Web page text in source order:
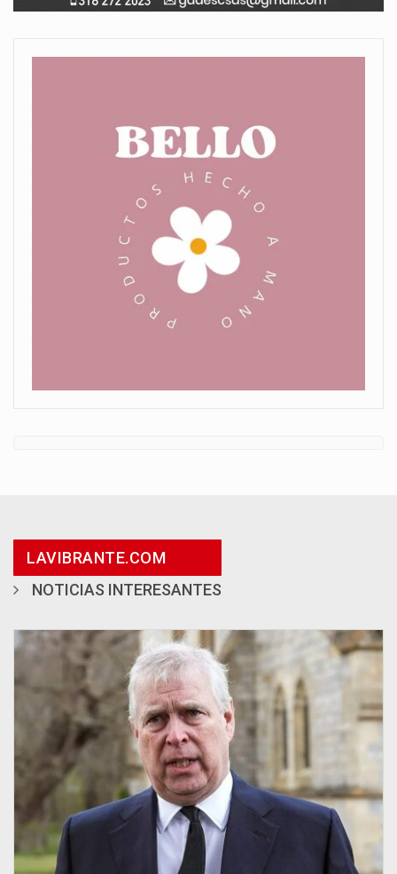
LAVIBRANTE.COM
NOTICIAS INTERESANTES